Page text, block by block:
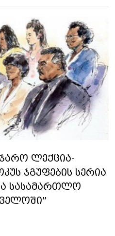
ლექცია-
ჯგუფების სერია
სასამართლო